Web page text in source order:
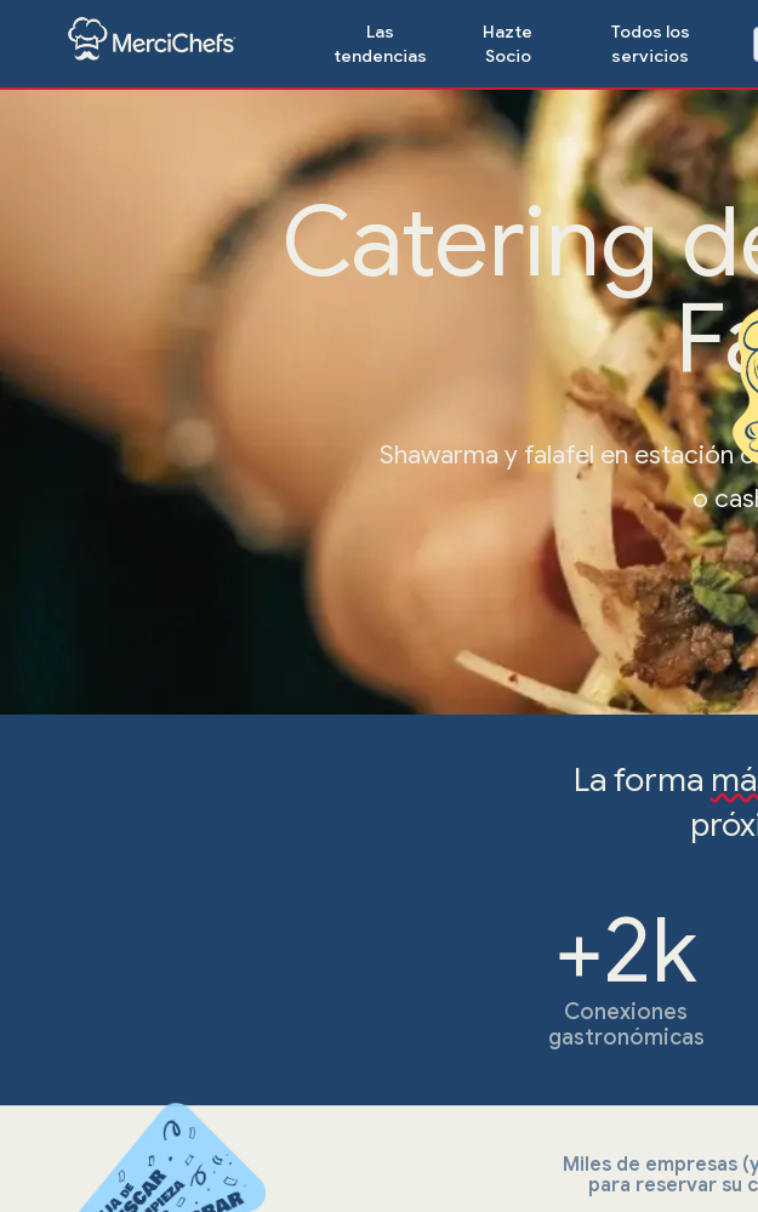
Las
tendencias
Hazte
Socio
Todos los
servicios
Catering
Shawarma y falafel en estación
o
La forma
+2k
Conexiones
gastronómicas
Miles de empresas
para reservar su